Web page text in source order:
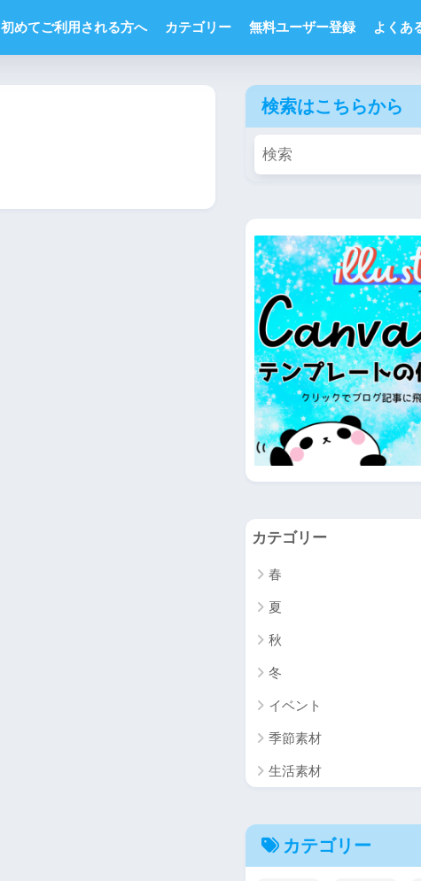
初めてご利用される方へ カテゴリー 無料ユーザー登録 よくあ
検索はこちらから
カテゴリー
春
夏
秋
冬
イベント
季節素材
生活素材
カテゴリー